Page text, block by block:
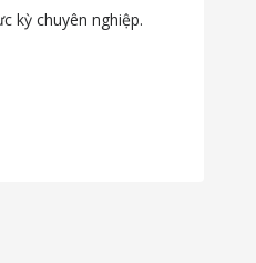
kỳ chuyên nghiệp.